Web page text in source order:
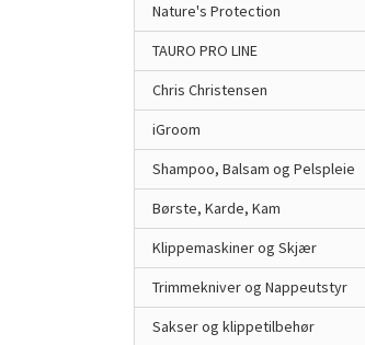
Nature's Protection
TAURO PRO LINE
Chris Christensen
iGroom
Shampoo, Balsam og Pelspleie
Børste, Karde, Kam
Klippemaskiner og Skjær
Trimmekniver og Nappeutstyr
Sakser og klippetilbehør